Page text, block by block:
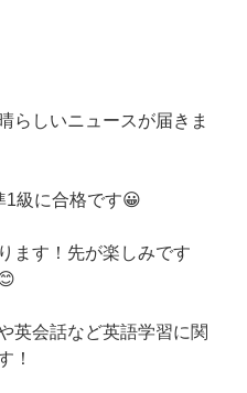
らしいニュースが届きま
1級に合格です😀
ます！先が楽しみです
英会話など英語学習に関
！